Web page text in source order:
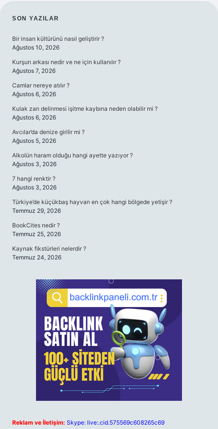
SIDEBAR
SON YAZILAR
Bir insan kültürünü nasıl geliştirir ?
Ağustos 10, 2026
Kurşun arkası nedir ve ne için kullanılır ?
Ağustos 7, 2026
Camlar nereye atılır ?
Ağustos 6, 2026
Kulak zarı delinmesi işitme kaybına neden olabilir mi ?
Ağustos 6, 2026
Avcılar’da denize girilir mi ?
Ağustos 5, 2026
Alkolün haram olduğu hangi ayette yazıyor ?
Ağustos 3, 2026
7 hangi renktir ?
Ağustos 3, 2026
Türkiye’de küçükbaş hayvan en çok hangi bölgede yetişir ?
Temmuz 29, 2026
BookCites nedir ?
Temmuz 25, 2026
Kaynak fikstürleri nelerdir ?
Temmuz 24, 2026
Reklam ve İletişim: Skype: live:.cid.575569c608265c69